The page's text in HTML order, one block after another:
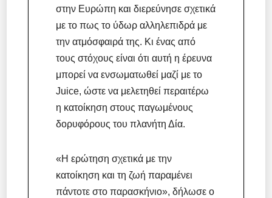
στην Ευρώπη και διερεύνησε σχετικά
με το πως το ύδωρ αλληλεπιδρά με
την ατμόσφαιρά της. Κι ένας από
τους στόχους είναι ότι αυτή η έρευνα
μπορεί να ενσωματωθεί μαζί με το
Juice, ώστε να μελετηθεί περαιτέρω
η κατοίκηση στους παγωμένους
δορυφόρους του πλανήτη Δία.
«Η ερώτηση σχετικά με την
κατοίκηση και τη ζωή παραμένει
πάντοτε στο παρασκήνιο», δήλωσε ο